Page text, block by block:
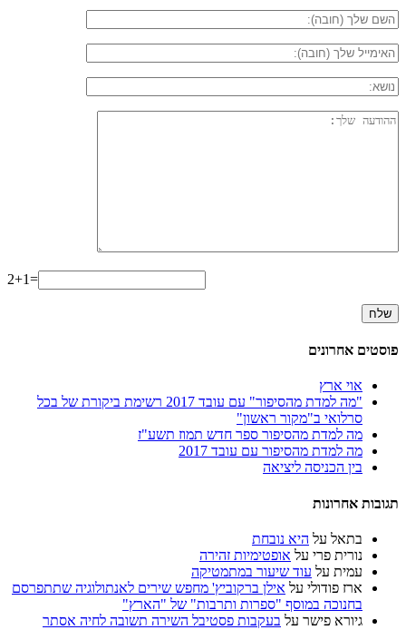
2+1=
פוסטים אחרונים
אוי ארץ
"מה למדת מהסיפור" עם עובד 2017 רשימת ביקורת של בכל
סרלואי ב"מקור ראשון"
מה למדת מהסיפור ספר חדש תמוז תשע"ז
מה למדת מהסיפור עם עובד 2017
בין הכניסה ליציאה
תגובות אחרונות
בתאל על היא נובחת
נורית פרי על אופטימיות זהירה
עמית על עוד שיעור במתמטיקה
ארז פודולי על אילן ברקוביץ' מחפש שירים לאנתולוגיה שתתפרסם
בחנוכה במוסף "ספרות ותרבות" של "הארץ"
גיורא פישר על בעקבות פסטיבל השירה תשובה לחיה אסתר